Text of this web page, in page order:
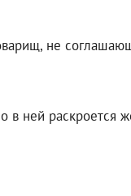
не
в ней раскроется